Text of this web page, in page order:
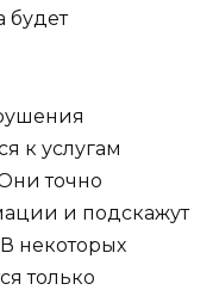
будет
к услугам
точно
и подскажут
некоторых
только